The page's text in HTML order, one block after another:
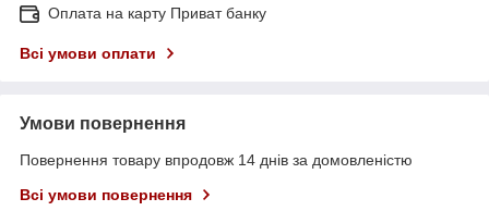
Оплата на карту Приват банку
Всі умови оплати
Умови повернення
Повернення товару впродовж 14 днів за домовленістю
Всі умови повернення